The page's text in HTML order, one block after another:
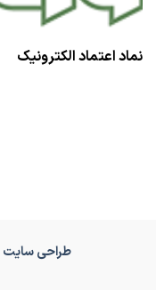
نماد اعتماد الکترونیک
طراحی سایت